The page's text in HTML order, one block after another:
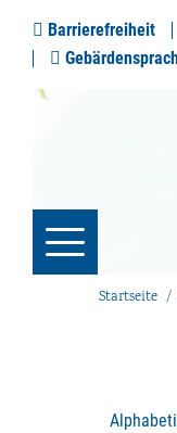
Barrierefreiheit
Startseite